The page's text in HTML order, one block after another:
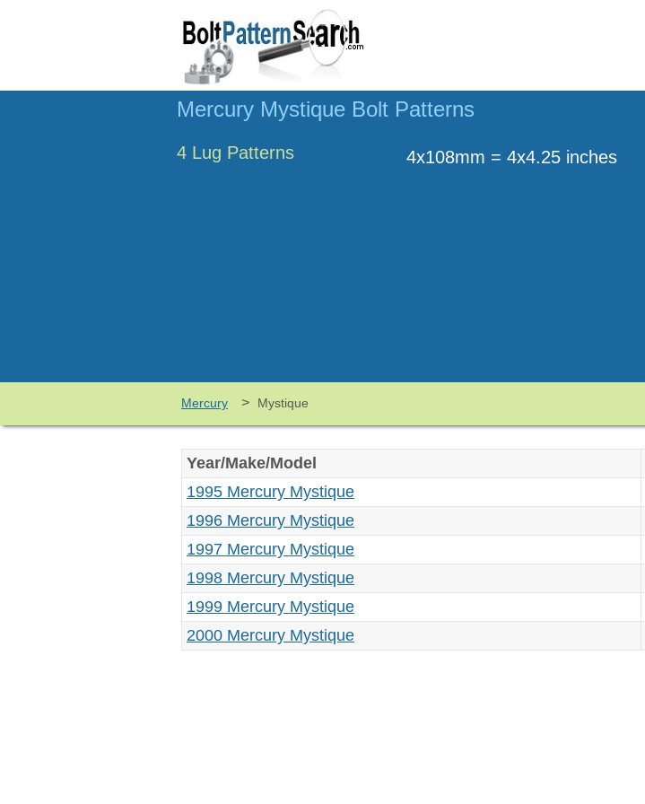
Mercury Mystique Bolt Patterns
4 Lug Patterns 4x108mm = 4x4.25 inches
Mercury > Mystique
Year/Make/Model
1995 Mercury Mystique
1996 Mercury Mystique
1997 Mercury Mystique
1998 Mercury Mystique
1999 Mercury Mystique
2000 Mercury Mystique